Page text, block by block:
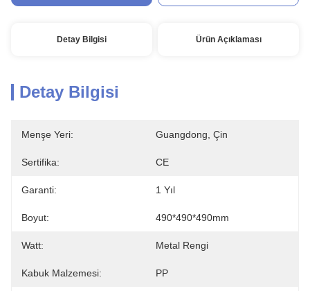
Detay Bilgisi Ürün Açıklaması
Detay Bilgisi
Menşe Yeri: Guangdong, Çin
Sertifika: CE
Garanti: 1 Yıl
Boyut: 490*490*490mm
Watt: Metal Rengi
Kabuk Malzemesi: PP